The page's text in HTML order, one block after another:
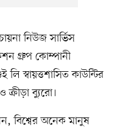
নিউজ সার্ভিস
গ্রুপ কোম্পানী
স্বায়ত্তশাসিত কাউন্টির
ক্রীড়া ব্যুরো।
বিশ্বের অনেক মানুষ